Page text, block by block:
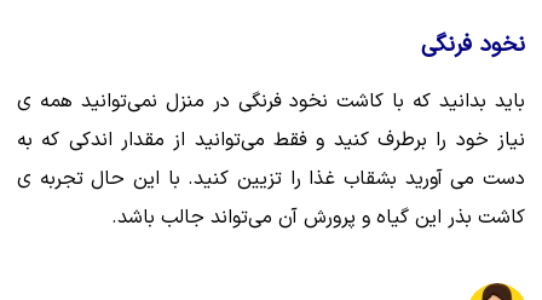
نخود فرنگی
باید بدانید که با کاشت نخود فرنگی در منزل نمی‌توانید همه ی
نیاز خود را برطرف کنید و فقط می‌توانید از مقدار اندکی که به
دست می آورید بشقاب غذا را تزیین کنید. با این حال تجربه ی
کاشت بذر این گیاه و پرورش آن می‌تواند جالب باشد.